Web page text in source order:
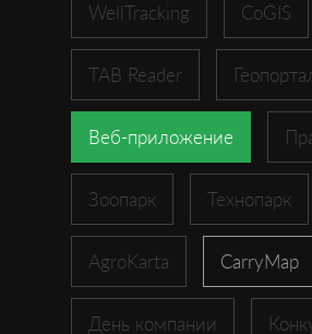
WellTracking CoGIS
TAB Reader
Веб-приложение
Зоопарк Технопарк
AgroKarta CarryMap
День компании